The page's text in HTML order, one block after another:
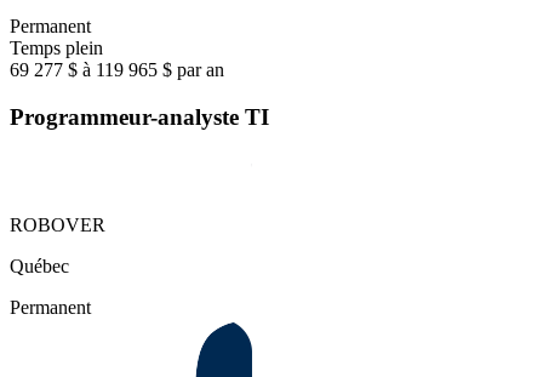
Permanent
Temps plein
69 277 $ à 119 965 $ par an
Programmeur-analyste TI
ROBOVER
Québec
Permanent